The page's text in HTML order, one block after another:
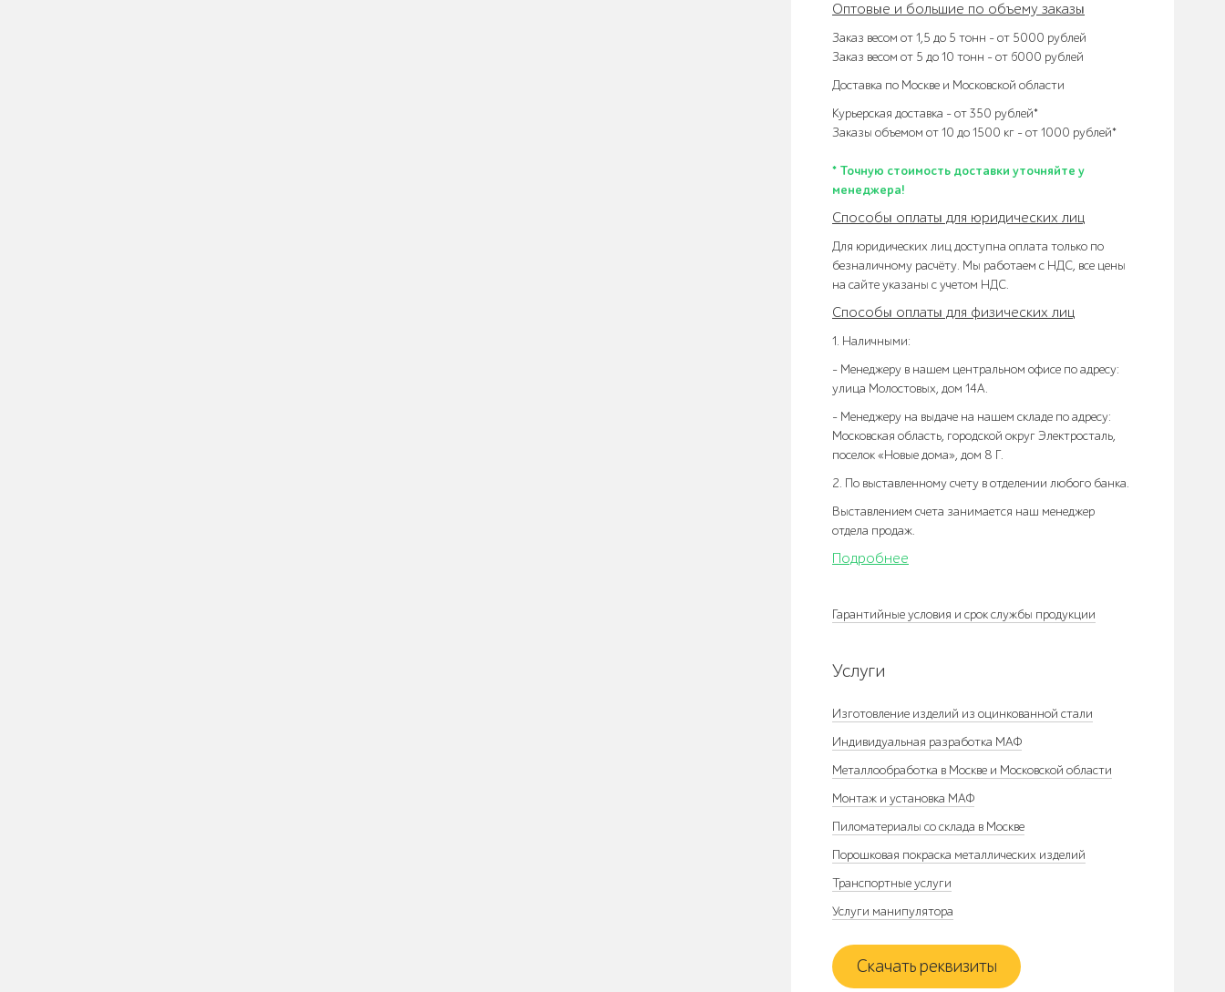
Оптовые и большие по объему заказы
Заказ весом от 1,5 до 5 тонн – от 5000 рублей
Заказ весом от 5 до 10 тонн – от 6000 рублей
Доставка по Москве и Московской области
Курьерская доставка – от 350 рублей*
Заказы объемом от 10 до 1500 кг – от 1000 рублей*
* Точную стоимость доставки уточняйте у
менеджера!
Способы оплаты для юридических лиц
Для юридических лиц доступна оплата только по
безналичному расчёту. Мы работаем с НДС, все цены
на сайте указаны с учетом НДС.
Способы оплаты для физических лиц
1. Наличными:
- Менеджеру в нашем центральном офисе по адресу:
улица Молостовых, дом 14А.
- Менеджеру на выдаче на нашем складе по адресу:
Московская область, городской округ Электросталь,
поселок «Новые дома», дом 8 Г.
2. По выставленному счету в отделении любого банка.
Выставлением счета занимается наш менеджер
отдела продаж.
Подробнее
Гарантийные условия и срок службы продукции
Услуги
Изготовление изделий из оцинкованной стали
Индивидуальная разработка МАФ
Металлообработка в Москве и Московской области
Монтаж и установка МАФ
Пиломатериалы со склада в Москве
Порошковая покраска металлических изделий
Транспортные услуги
Услуги манипулятора
Скачать реквизиты